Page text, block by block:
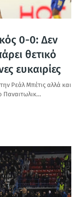
0-0: Δεν
θετικό
ευκαιρίες
Ρεάλ Μπέτις αλλά και
Παναιτωλικ…